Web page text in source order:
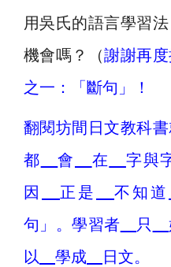
用吳氏的語言學習
機會嗎？（謝謝再
之一：「斷句」！
翻閱坊間日文教科
都
會 在 字與
因
正是 不知道
句」。學習者
只
以
學成 日文。